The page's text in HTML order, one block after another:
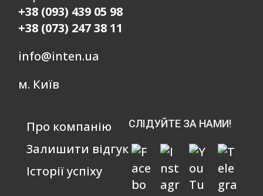
+38 (093) 439 05 98
+38 (073) 247 38 11
info@inten.ua
м. Київ
Про компанію
Залишити відгук
Історії успіху
СЛІДУЙТЕ ЗА НАМИ!